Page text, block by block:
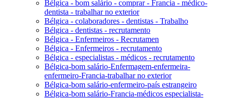
Bélgica - bom salário - comprar - Francia - médico-
dentista - trabalhar no exterior
Bélgica - colaboradores - dentistas - Trabalho
Bélgica - dentistas - recrutamento
Bélgica - Enfermeiros - Recrutamen
Bélgica - Enfermeiros - recrutamento
Bélgica - especialistas - médicos - recrutamento
Bélgica-bom salário-Enfermagem-enfermeira-
enfermeiro-Francia-trabalhar no exterior
Bélgica-bom salário-enfermeiro-país estrangeiro
Bélgica-bom salário-Francia-médicos especialista-